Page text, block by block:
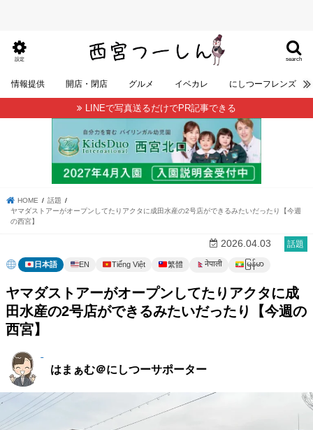
search
設定
情報提供 開店・閉店 グルメ イベカレ にしつーフレンズ
LINEで写真送るだけでPR記事できる
HOME
話題
ヤマダストアーがオープンしてたりアクタに成田水産の2号店ができるみたいだったり【今週
の西宮】
話題
2026.04.03
日本語 EN Tiếng Việt 繁體 नेपाली မြန်မာ
ヤマダストアーがオープンしてたりアクタに成
田水産の2号店ができるみたいだったり【今週の
西宮】
はまぁむ＠にしつーサポーター